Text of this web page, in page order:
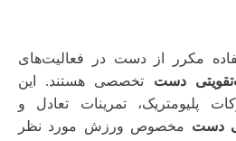
مکرر از دست در فعالیت‌های
دست تخصصی هستند. این
پلیومتریک، تمرینات تعادل و
دست مخصوص ورزش مورد نظر